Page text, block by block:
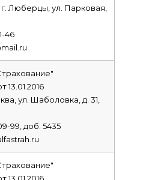
Люберцы, ул. Парковая,
46
ул. Шаболовка, д. 31,
99, доб. 5435